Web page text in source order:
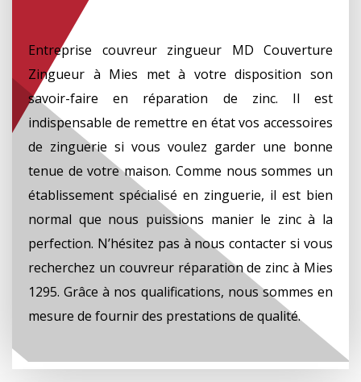
Entreprise couvreur zingueur MD Couverture
Zingueur à Mies met à votre disposition son
savoir-faire en réparation de zinc. Il est
indispensable de remettre en état vos accessoires
de zinguerie si vous voulez garder une bonne
tenue de votre maison. Comme nous sommes un
établissement spécialisé en zinguerie, il est bien
normal que nous puissions manier le zinc à la
perfection. N’hésitez pas à nous contacter si vous
recherchez un couvreur réparation de zinc à Mies
1295. Grâce à nos qualifications, nous sommes en
mesure de fournir des prestations de qualité.